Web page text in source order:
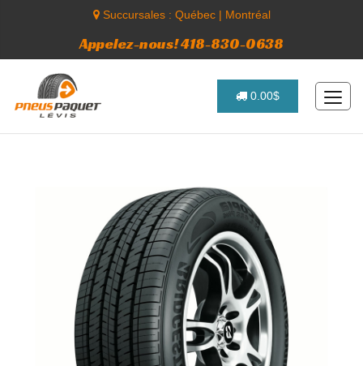
Succursales : Québec| Montréal
Appelez-nous! 418-830-0638
0.00$